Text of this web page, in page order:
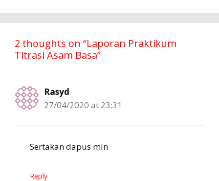
2 thoughts on “Laporan Praktikum
Titrasi Asam Basa”
Rasyd
27/04/2020 at 23:31
Sertakan dapus min
Reply